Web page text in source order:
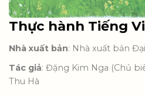
Thực hành Tiếng
Nhà xuất bản: Nhà xuất bản
Tác giả: Đặng Kim Nga (Chủ
Thu Hà